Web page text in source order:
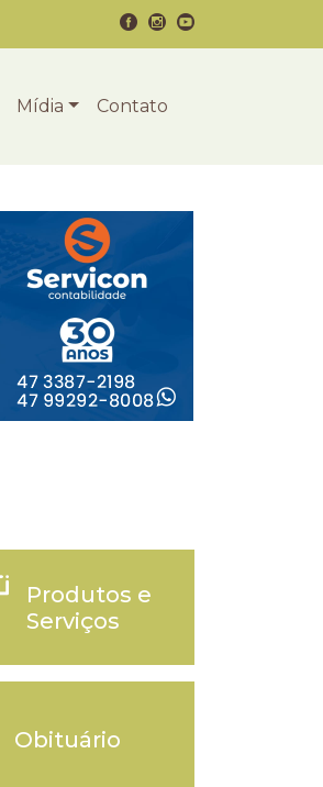
Mídia Contato
Produtos e
Serviços
Obituário